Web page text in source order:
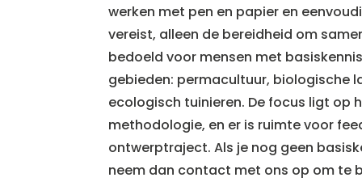
werken met pen en papier en
vereist, alleen de bereidheid om
bedoeld voor mensen met
gebieden: permacultuur, biologische
ecologisch tuinieren. De focus ligt op
methodologie, en er is ruimte voor
ontwerptraject. Als je nog geen
neem dan contact met ons op om te